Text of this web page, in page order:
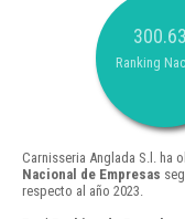
Ranking
Carnisseria Anglada S.l. ha
Nacional de Empresas
respecto al año 2023.